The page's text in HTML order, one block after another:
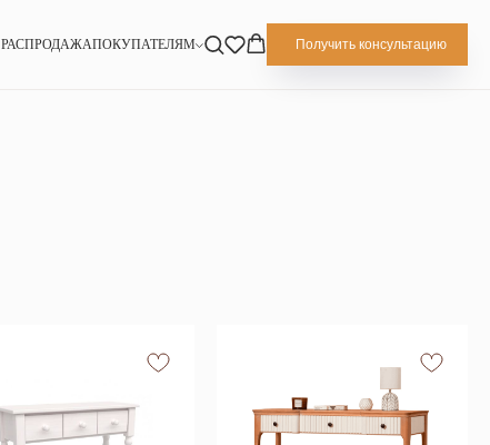
РАСПРОДАЖАПОКУПАТЕЛЯМ Получить консультацию